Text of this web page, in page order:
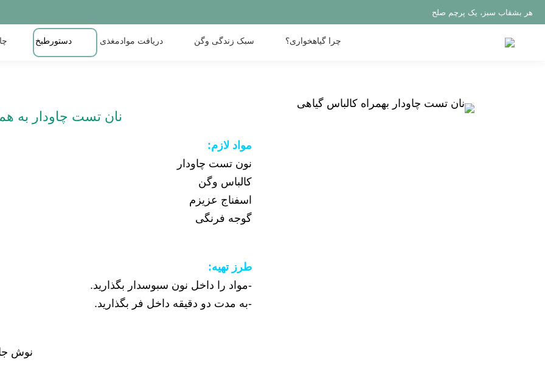
هر بشقاب سبز، یک پرچم صلح
چرا گیاهخواری؟ سبک زندگی وگن دریافت موادمغذی دستورطبخ
نان تست چاودار به
مواد لازم:
نون تست چاودار
کالباس وگن
اسفناج عزیزم
گوجه فرنگی
طرز تهیه:
-مواد را داخل نون سبوسدار بگذارید.
-به مدت دو دقیقه داخل فر بگذارید.
نوش